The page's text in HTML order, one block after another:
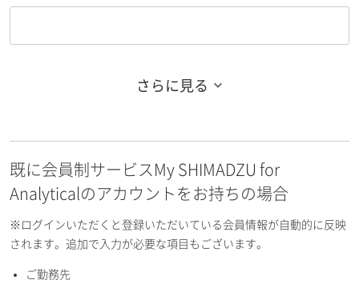
お名前フリガナ（名）
E-mailアドレス（半角英数）
さらに見る
既に会員制サービスMy SHIMADZU for
Analyticalのアカウントをお持ちの場合
※ログインいただくと登録いただいている会員情報が自動的に反映
されます。追加で入力が必要な項目もございます。
ご勤務先